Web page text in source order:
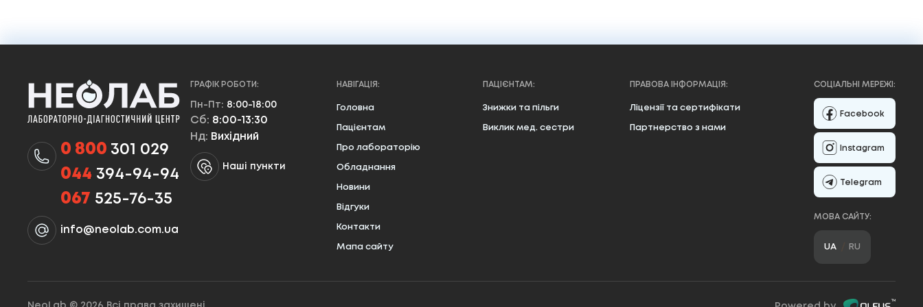
0 800 301 029
044 394-94-94
067 525-76-35
info@neolab.com.ua
ГРАФІК РОБОТИ:
Пн-Пт: 8:00-18:00
Сб: 8:00-13:30
Нд: Вихідний
Наші пункти
НАВІГАЦІЯ:
Головна
Пацієнтам
Про лабораторію
Обладнання
Новини
Відгуки
Контакти
Мапа сайту
ПАЦІЄНТАМ:
Знижки та пільги
Виклик мед. сестри
ПРАВОВА ІНФОРМАЦІЯ:
Ліцензії та сертифікати
Партнерство з нами
СОЦІАЛЬНІ МЕРЕЖІ:
Facebook
Instagram
Telegram
МОВА САЙТУ:
UA RU